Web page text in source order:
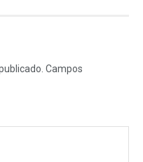
Campos